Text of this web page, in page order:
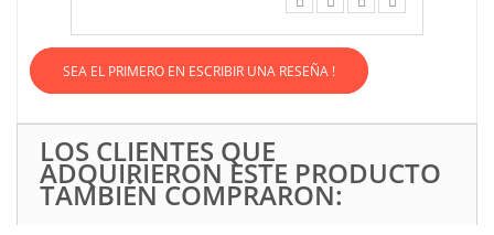
SEA EL PRIMERO EN ESCRIBIR UNA RESEÑA !
LOS CLIENTES QUE
ADQUIRIERON ESTE PRODUCTO
TAMBIÉN COMPRARON: